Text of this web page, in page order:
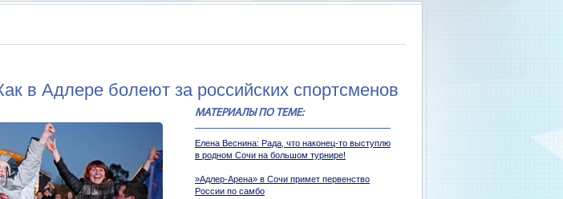
в Адлере болеют за российских спортсменов
МАТЕРИАЛЫ ПО ТЕМЕ:
Елена Веснина: Рада, что наконец-то выступлю
в родном Сочи на большом турнире!
»Адлер-Арена» в Сочи примет первенство
России по самбо